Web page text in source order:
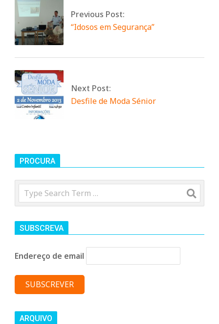
n
t
a
o
C
o
n
d
e
Previous Post:
“Idosos em Segurança”
Next Post:
Desfile de Moda Sénior
PROCURA
Search
SUBSCREVA
Endereço de email
ARQUIVO